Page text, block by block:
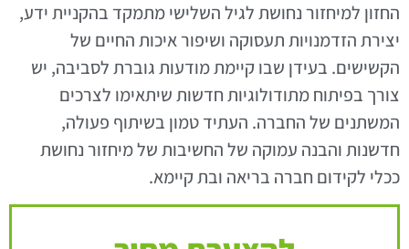
החזון למיחזור נחושת לגיל השלישי מתמקד בהקניית ידע,
יצירת הזדמנויות תעסוקה ושיפור איכות החיים של
הקשישים. בעידן שבו קיימת מודעות גוברת לסביבה, יש
צורך בפיתוח מתודולוגיות חדשות שיתאימו לצרכים
המשתנים של החברה. העתיד טמון בשיתוף פעולה,
חדשנות והבנה עמוקה של החשיבות של מיחזור נחושת
ככלי לקידום חברה בריאה ובת קיימא.